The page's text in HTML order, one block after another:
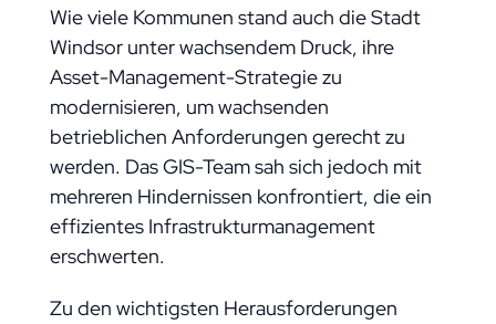
Wie viele Kommunen stand auch die Stadt
Windsor unter wachsendem Druck, ihre
Asset-Management-Strategie zu
modernisieren, um wachsenden
betrieblichen Anforderungen gerecht zu
werden. Das GIS-Team sah sich jedoch mit
mehreren Hindernissen konfrontiert, die ein
effizientes Infrastrukturmanagement
erschwerten.
Zu den wichtigsten Herausforderungen